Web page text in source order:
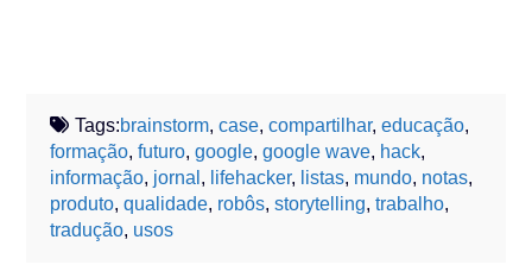
Tags:brainstorm,case,compartilhar,educação,
formação,futuro,google,google wave, hack,
informação, jornal , lifehacker, listas, mundo, notas,
produto,qualidade, robôs,storytelling,trabalho,
tradução, usos